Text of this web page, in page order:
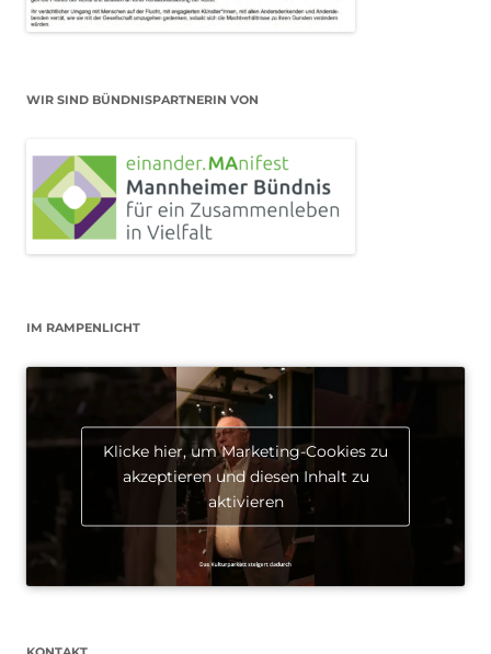
WIR SIND BÜNDNISPARTNERIN VON
IM RAMPENLICHT
Klicke hier, um Marketing-Cookies zu
akzeptieren und diesen Inhalt zu
aktivieren